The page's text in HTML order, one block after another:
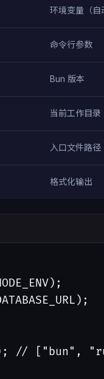
环境变量（
命令行参数
Bun 版本
当前工作目录
入口文件路径
格式化输出
// ["bun",